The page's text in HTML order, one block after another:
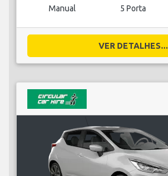
Manual 5 Porta
VER DETALHES...